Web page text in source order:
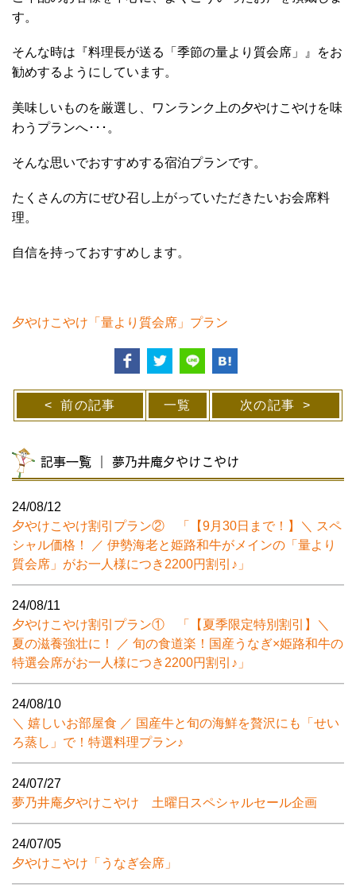
す。
そんな時は『料理長が送る「季節の量より質会席」』をお
勧めするようにしています。
美味しいものを厳選し、ワンランク上の夕やけこやけを味
わうプランへ･･･。
そんな思いでおすすめする宿泊プランです。
たくさんの方にぜひ召し上がっていただきたいお会席料
理。
自信を持っておすすめします。
夕やけこやけ「量より質会席」プラン
前の記事 一覧 次の記事
記事一覧 ｜ 夢乃井庵夕やけこやけ
24/08/12
夕やけこやけ割引プラン② 「【9月30日まで！】＼ スペ
シャル価格！ ／ 伊勢海老と姫路和牛がメインの「量より
質会席」がお一人様につき2200円割引♪」
24/08/11
夕やけこやけ割引プラン① 「【夏季限定特別割引】＼
夏の滋養強壮に！ ／ 旬の食道楽！国産うなぎ×姫路和牛の
特選会席がお一人様につき2200円割引♪」
24/08/10
＼ 嬉しいお部屋食 ／ 国産牛と旬の海鮮を贅沢にも「せい
ろ蒸し」で！特選料理プラン♪
24/07/27
夢乃井庵夕やけこやけ 土曜日スペシャルセール企画
24/07/05
夕やけこやけ「うなぎ会席」